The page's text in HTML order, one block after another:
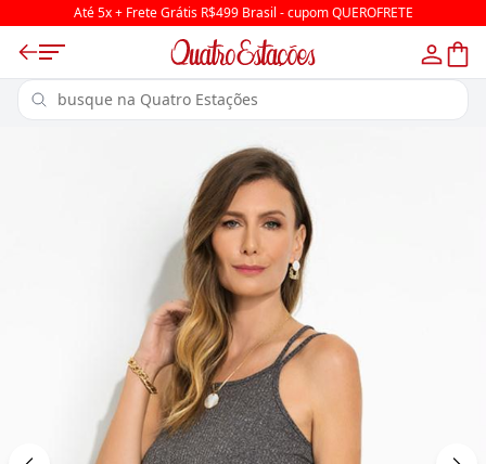
Até 5x + Frete Grátis R$499 Brasil - cupom QUEROFRETE